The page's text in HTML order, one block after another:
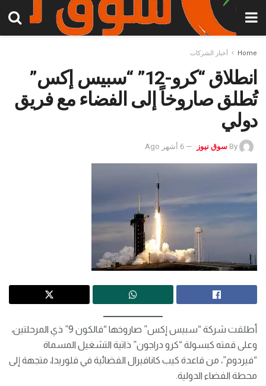
Home أخبار الشركات
انطلاق “كرو-12” “سبيس إكس”
تُطلق صاروخاً إلى الفضاء مع فريق
دولي
By سوق نيوز 6 أشهر Ago
أطلقت شركة “سبيس إكس” صاروخها “فالكون 9” ذي المرحلتين،
وعلى قمته كبسولة “كرو دراجون” ذاتية التشغيل المسماة
“فيردوم”، من قاعدة كيب كانافيرال الفضائية في فلوريدا، متجهة إلى
محطة الفضاء الدولية.